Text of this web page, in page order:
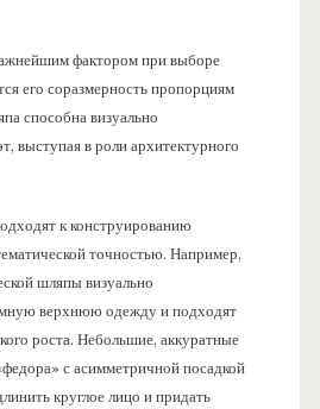
фактором при выборе
его соразмерность пропорциям
способна визуально
выступая в роли архитектурного
к конструированию
точностью. Например,
шляпы визуально
верхнюю одежду и подходят
роста. Небольшие, аккуратные
с асимметричной посадкой
круглое лицо и придать